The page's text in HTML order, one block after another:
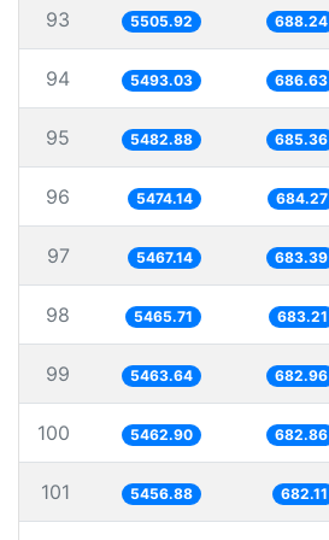
93 5505.92 688.24
94 5493.03 686.63
95 5482.88 685.36
96 5474.14 684.27
97 5467.14 683.39
98 5465.71 683.21
99 5463.64 682.96
100 5462.90 682.86
101 5456.88 682.11